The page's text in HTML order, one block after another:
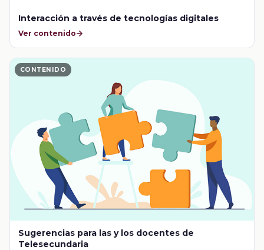
Interacción a través de tecnologías digitales
Ver contenido
CONTENIDO
Sugerencias para las y los docentes de
Telesecundaria